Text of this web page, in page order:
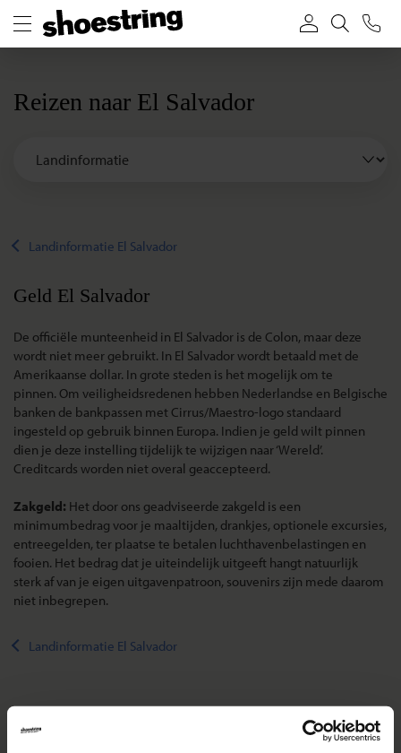
Reizen naar El Salvador
Landinformatie El Salvador
Geld El Salvador
De officiële munteenheid in El Salvador is de Colon, maar deze
wordt niet meer gebruikt. In El Salvador wordt betaald met de
Amerikaanse dollar. In grote steden is het mogelijk om te
pinnen. Om veiligheidsredenen hebben Nederlandse en Belgische
banken de bankpassen met Cirrus/Maestro-logo standaard
ingesteld op gebruik binnen Europa. Indien je geld wilt pinnen
dien je deze instelling tijdelijk te wijzigen naar ‘Wereld’.
Creditcards worden niet overal geaccepteerd.
Zakgeld: Het door ons geadviseerde zakgeld is een
minimumbedrag voor je maaltijden, drankjes, optionele excursies,
entreegelden, ter plaatse te betalen luchthavenbelastingen en
fooien. Het bedrag dat je uiteindelijk uitgeeft hangt natuurlijk
sterk af van je eigen uitgavenpatroon, souvenirs zijn mede daarom
niet inbegrepen.
Landinformatie El Salvador